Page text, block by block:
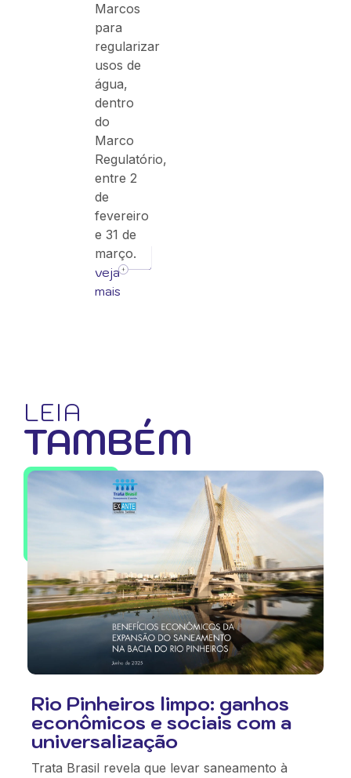
Marcos
para
regularizar
usos de
água,
dentro
do
Marco
Regulatório,
entre 2
de
fevereiro
e 31 de
março.
veja
mais
LEIA
TAMBÉM
Rio Pinheiros limpo: ganhos
econômicos e sociais com a
universalização
Trata Brasil revela que levar saneamento à